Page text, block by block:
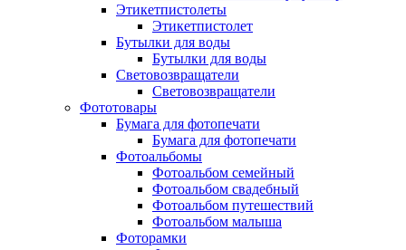
Этикетпистолеты
Этикетпистолет
Бутылки для воды
Бутылки для воды
Световозвращатели
Световозвращатели
Фототовары
Бумага для фотопечати
Бумага для фотопечати
Фотоальбомы
Фотоальбом семейный
Фотоальбом свадебный
Фотоальбом путешествий
Фотоальбом малыша
Фоторамки